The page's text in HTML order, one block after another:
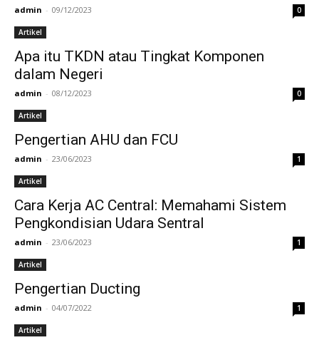
admin - 09/12/2023 0
Artikel
Apa itu TKDN atau Tingkat Komponen
dalam Negeri
admin - 08/12/2023 0
Artikel
Pengertian AHU dan FCU
admin - 23/06/2023 1
Artikel
Cara Kerja AC Central: Memahami Sistem
Pengkondisian Udara Sentral
admin - 23/06/2023 1
Artikel
Pengertian Ducting
admin - 04/07/2022 1
Artikel